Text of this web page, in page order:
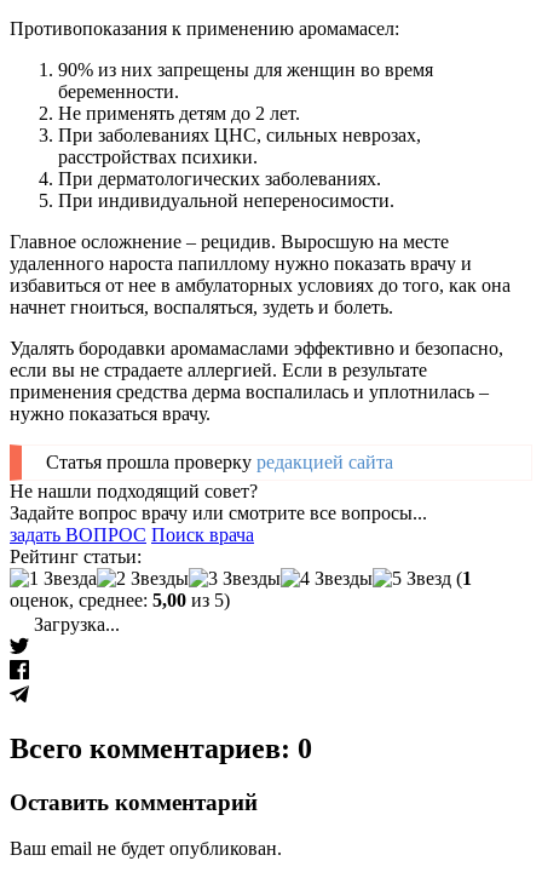
Противопоказания к применению аромамасел:
90% из них запрещены для женщин во время
беременности.
Не применять детям до 2 лет.
При заболеваниях ЦНС, сильных неврозах,
расстройствах психики.
При дерматологических заболеваниях.
При индивидуальной непереносимости.
Главное осложнение – рецидив. Выросшую на месте
удаленного нароста папиллому нужно показать врачу и
избавиться от нее в амбулаторных условиях до того, как она
начнет гноиться, воспаляться, зудеть и болеть.
Удалять бородавки аромамаслами эффективно и безопасно,
если вы не страдаете аллергией. Если в результате
применения средства дерма воспалилась и уплотнилась –
нужно показаться врачу.
Статья прошла проверку редакцией сайта
Не нашли подходящий совет?
Задайте вопрос врачу или смотрите все вопросы...
задать ВОПРОС Поиск врача
Рейтинг статьи:
(1
оценок, среднее: 5,00 из 5)
Загрузка...
Всего комментариев: 0
Оставить комментарий
Ваш email не будет опубликован.